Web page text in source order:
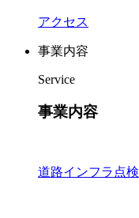
アクセス
事業内容
Service
事業内容
道路インフラ点検